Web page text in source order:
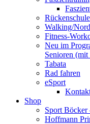
Rückenschule
Walking/
Fitness-
Neu im
Senioren
Tabata
Rad fahren
eSport
Shop
Sport
Hoffmann